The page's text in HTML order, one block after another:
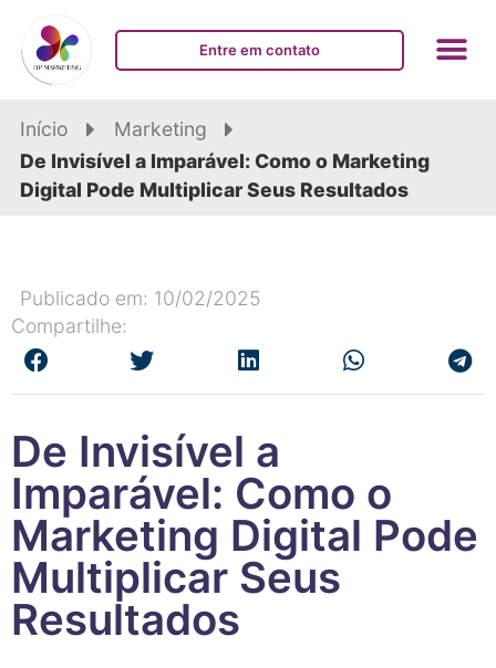
Entre em contato
Início
Marketing
De Invisível a Imparável: Como o Marketing
Digital Pode Multiplicar Seus Resultados
Publicado em: 10/02/2025
Compartilhe:
De Invisível a
Imparável: Como o
Marketing Digital Pode
Multiplicar Seus
Resultados